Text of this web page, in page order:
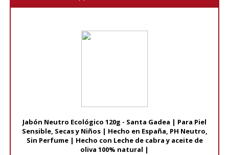
Jabón Neutro Ecológico 120g - Santa Gadea | Para Piel
Sensible, Secas y Niños | Hecho en España, PH Neutro,
Sin Perfume | Hecho con Leche de cabra y aceite de
oliva 100% natural |